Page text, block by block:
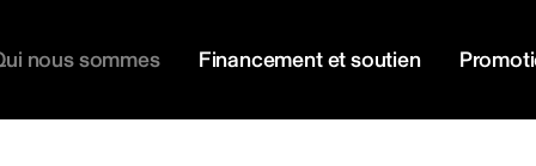
nous sommes Financement et soutien